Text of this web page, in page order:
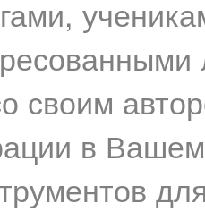
своим
в